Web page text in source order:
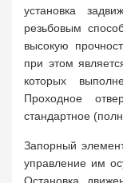
установка
резьбовым
высокую
при этом
которых
Проходное
стандартное
Запорный
управление им